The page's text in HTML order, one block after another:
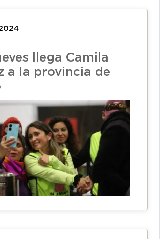
llega Camila
a la provincia de